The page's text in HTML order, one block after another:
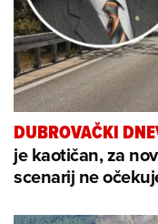
DUBROVAČKI
je kaotičan, za
scenarij ne